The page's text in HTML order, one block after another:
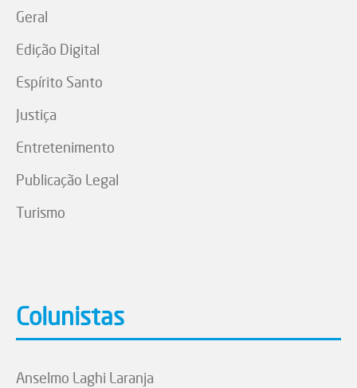
Geral
Edição Digital
Espírito Santo
Justiça
Entretenimento
Publicação Legal
Turismo
Colunistas
Anselmo Laghi Laranja